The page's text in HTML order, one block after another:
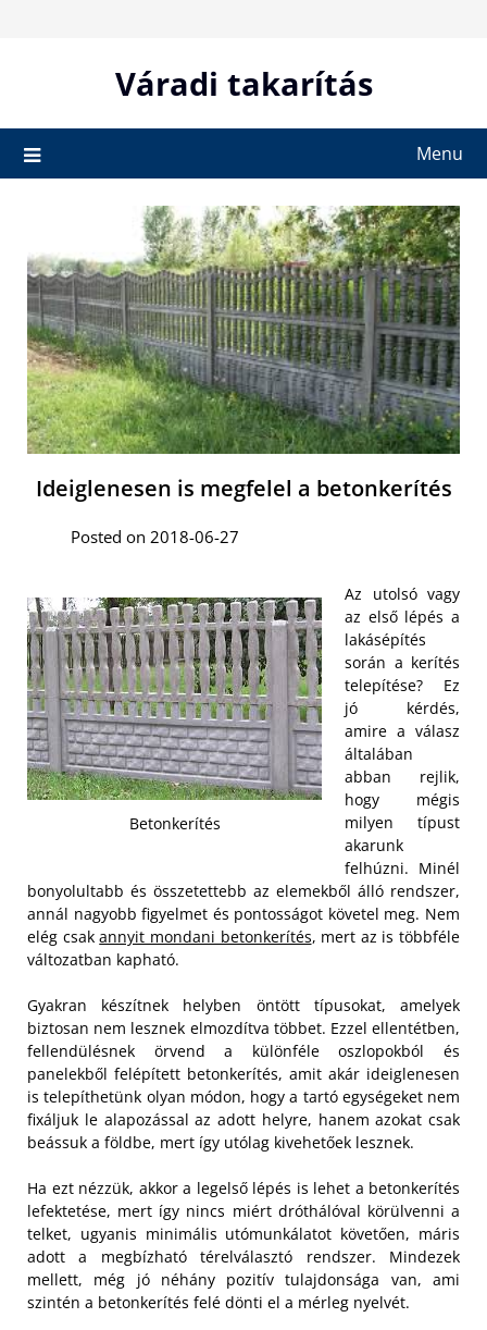
Váradi takarítás
Menu
Ideiglenesen is megfelel a betonkerítés
Posted on 2018-06-27
Betonkerítés
Az utolsó vagy
az első lépés a
lakásépítés
során a kerítés
telepítése? Ez
jó kérdés,
amire a válasz
általában
abban rejlik,
hogy mégis
milyen típust
akarunk
felhúzni. Minél
bonyolultabb és összetettebb az elemekből álló rendszer,
annál nagyobb figyelmet és pontosságot követel meg. Nem
elég csakannyit mondani betonkerítés, mert az is többféle
változatban kapható.
Gyakran készítnek helyben öntött típusokat, amelyek
biztosan nem lesznek elmozdítva többet. Ezzel ellentétben,
fellendülésnek örvend a különféle oszlopokból és
panelekből felépített betonkerítés, amit akár ideiglenesen
is telepíthetünk olyan módon, hogy a tartó egységeket nem
fixáljuk le alapozással az adott helyre, hanem azokat csak
beássuk a földbe, mert így utólag kivehetőek lesznek.
Ha ezt nézzük, akkor a legelső lépés is lehet a betonkerítés
lefektetése, mert így nincs miért dróthálóval körülvenni a
telket, ugyanis minimális utómunkálatot követően, máris
adott a megbízható térelválasztó rendszer. Mindezek
mellett, még jó néhány pozitív tulajdonsága van, ami
szintén a betonkerítés felé dönti el a mérleg nyelvét.